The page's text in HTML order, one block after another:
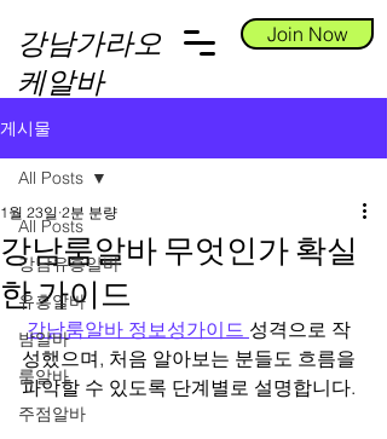
강남가라오
케알바
Join Now
게시물
All Posts
강남유흥알바
유흥알바
밤알바
룸알바
주점알바
All Posts
강남룸알바 무엇인가 확실
한 가이드
1월 23일 2분 분량
강남룸알바 정보성가이드 성격으로 작
성했으며, 처음 알아보는 분들도 흐름을
파악할 수 있도록 단계별로 설명합니다.